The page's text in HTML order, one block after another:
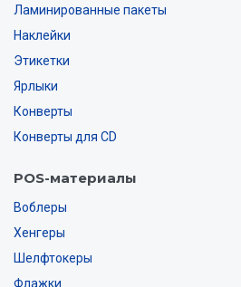
Ламинированные пакеты
Наклейки
Этикетки
Ярлыки
Конверты
Конверты для CD
POS-материалы
Воблеры
Хенгеры
Шелфтокеры
Флажки